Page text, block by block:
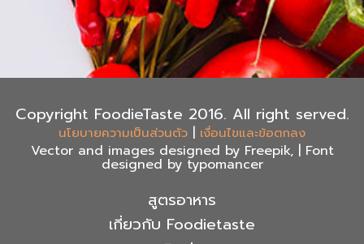
Copyright FoodieTaste 2016. All right served.
นโยบายความเป็นส่วนตัว | เงื่อนไขและข้อตกลง
Vector and images designed by Freepik, | Font
designed by typomancer
สูตรอาหาร
เกี่ยวกับ Foodietaste